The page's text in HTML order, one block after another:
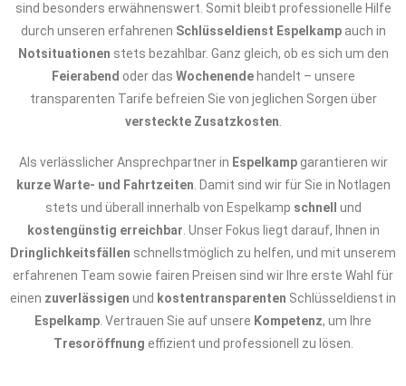
sind besonders erwähnenswert. Somit bleibt professionelle Hilfe
durch unseren erfahrenen Schlüsseldienst Espelkampauch in
Notsituationen stets bezahlbar. Ganz gleich, ob es sich um den
Feierabend oder das Wochenendehandelt – unsere
transparenten Tarife befreien Sie von jeglichen Sorgen über
versteckte Zusatzkosten
Als verlässlicher Ansprechpartner in Espelkampgarantieren wir
kurze Warte- und Fahrtzeiten . Damit sind wir für Sie in Notlagen
stets und überall innerhalb von Espelkamp schnell
und
kostengünstig erreichbar . Unser Fokus liegt darauf, Ihnen in
Dringlichkeitsfällen schnellstmöglich zu helfen, und mit unserem
erfahrenen Team sowie fairen Preisen sind wir Ihre erste Wahl für
einen zuverlässigen und kostentransparenten Schlüsseldienst in
Espelkamp . Vertrauen Sie auf unsere Kompetenz, um Ihre
Tresoröffnung effizient und professionell zu lösen.